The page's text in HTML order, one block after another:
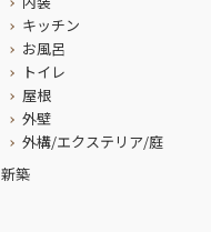
キッチン
お風呂
トイレ
屋根
外壁
外構/エクステリア/庭
新築